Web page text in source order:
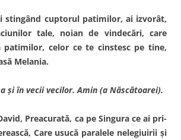
stingând cuptorul patimilor, ai izvorât,
tale, noian de vindecări, care
patimilor, celor ce te cinstesc pe tine,
Melania.
şi în vecii vecilor. Amin (a Născătoarei).
Prea­curată, ca pe Singura ce ai pri­
Care usucă paralele nelegiuirii şi